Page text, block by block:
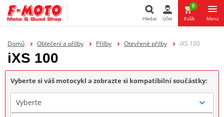
Hledat
Hledat Účet
0
Košík Menu
Domů Oblečení a přilby Přilby Otevřené přilby iXS 100
iXS 100
Vyberte si váš motocykl a zobrazte si kompatibilní součástky:
Vyberte